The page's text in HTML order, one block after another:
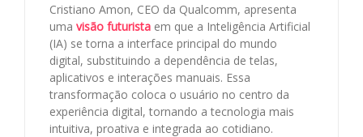
Cristiano Amon, CEO da Qualcomm, apresenta
uma visão futurista em que a Inteligência Artificial
(IA) se torna a interface principal do mundo
digital, substituindo a dependência de telas,
aplicativos e interações manuais. Essa
transformação coloca o usuário no centro da
experiência digital, tornando a tecnologia mais
intuitiva, proativa e integrada ao cotidiano.